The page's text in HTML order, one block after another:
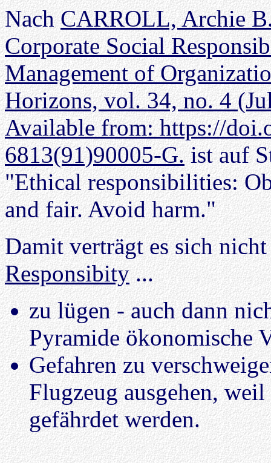
NachCARROLL, Archie
Corporate Social
Management of
Horizons, vol. 34, no. 4
Available from: https://
6813(91)90005-G.ist auf
"Ethical responsibilities:
and fair. Avoid harm."
Damit verträgt es sich
Responsibity...
zu lügen - auch dann
Pyramide ökonomische
Gefahren zu
Flugzeug ausgehen,
gefährdet werden.